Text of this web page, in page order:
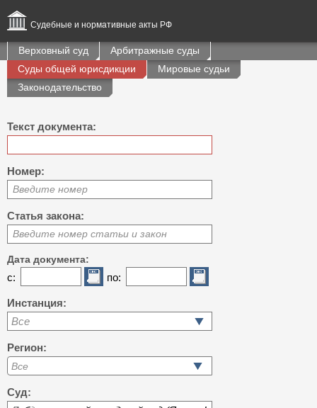
Судебные и нормативные акты РФ
Верховный суд
Арбитражные суды
Суды общей юрисдикции
Мировые судьи
Законодательство
Текст документа:
Номер:
Введите номер
Статья закона:
Введите номер статьи и закон
Дата документа:
с: по:
Инстанция:
Все
Регион:
Суд: